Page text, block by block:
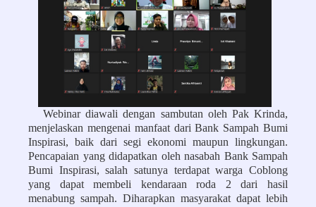
Webinar diawali dengan sambutan oleh Pak Krinda,
menjelaskan mengenai manfaat dari Bank Sampah Bumi
Inspirasi, baik dari segi ekonomi maupun lingkungan.
Pencapaian yang didapatkan oleh nasabah Bank Sampah
Bumi Inspirasi, salah satunya terdapat warga Coblong
yang dapat membeli kendaraan roda 2 dari hasil
menabung sampah. Diharapkan masyarakat dapat lebih